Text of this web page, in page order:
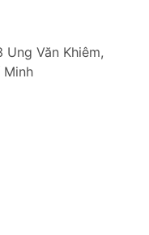
trữ của bạn.
ngặt trong
của Lexar, đảm
tương thích cao.
4K:
và những
điện thoại
khác.
Ung Văn Khiêm,
Minh